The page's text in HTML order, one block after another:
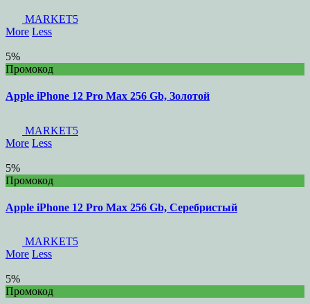
MARKET5
More Less
5%
Промокод
Apple iPhone 12 Pro Max 256 Gb, Золотой
MARKET5
More Less
5%
Промокод
Apple iPhone 12 Pro Max 256 Gb, Серебристый
MARKET5
More Less
5%
Промокод